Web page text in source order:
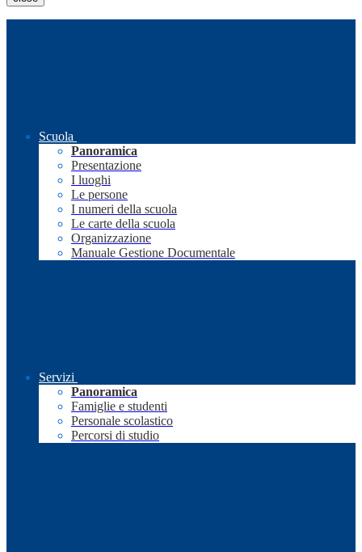
Scuola
Panoramica
Presentazione
I luoghi
Le persone
I numeri della scuola
Le carte della scuola
Organizzazione
Manuale Gestione Documentale
Servizi
Panoramica
Famiglie e studenti
Personale scolastico
Percorsi di studio